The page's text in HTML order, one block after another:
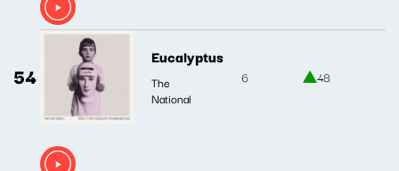
54
Eucalyptus
The
National
6 48